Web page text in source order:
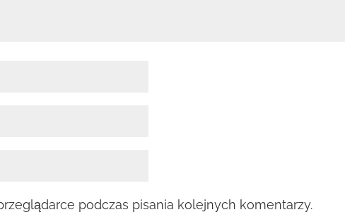
podczas pisania kolejnych komentarzy.